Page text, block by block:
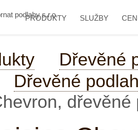
PRODUKTY SLUŽBY
Dřevěné
Dřevěné